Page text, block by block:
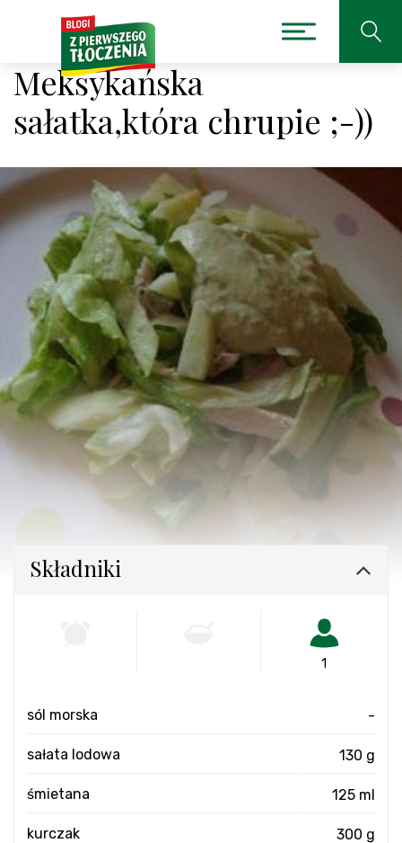
Meksykańska
sałatka,która chrupie ;-))
Składniki
1
sól morska -
sałata lodowa 130 g
śmietana 125 ml
kurczak 300 g